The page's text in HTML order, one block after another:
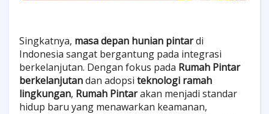
Singkatnya, masa depan hunian pintardi
Indonesia sangat bergantung pada integrasi
berkelanjutan. Dengan fokus pada Rumah Pintar
berkelanjutandan adopsi teknologi ramah
lingkungan, Rumah Pintarakan menjadi standar
hidup baru yang menawarkan keamanan,